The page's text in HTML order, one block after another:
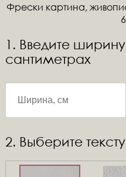
Фрески картина,
1. Введите
сантиметрах
2. Выберите